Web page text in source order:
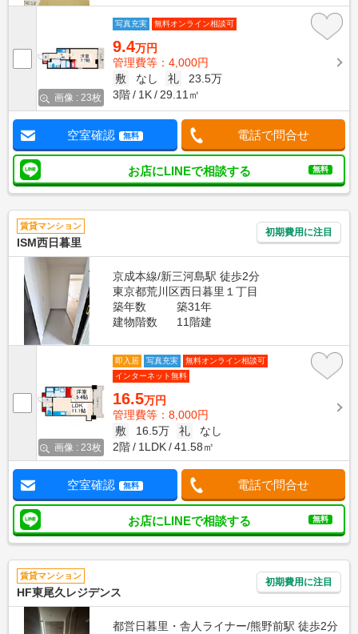
画像 : 23枚
写真充実 無料オンライン相談可
9.4万円
管理費等：4,000円
敷
なし 礼
23.5万
3階
1K 29.11㎡
空室確認 無料 電話で問合せ
お店にLINEで相談する 無料
賃貸マンション
ISM西日暮里
初期費用に注目
京成本線/新三河島駅 徒歩2分
東京都荒川区西日暮里１丁目
築年数
築31年
建物階数
11階建
画像 : 23枚
即入居 写真充実
無料オンライン相談可
インターネット無料
16.5万円
管理費等：8,000円
敷
16.5万 礼
なし
2階
1LDK 41.58㎡
空室確認 無料 電話で問合せ
お店にLINEで相談する 無料
賃貸マンション
HF東尾久レジデンス
初期費用に注目
都営日暮里・舎人ライナー/熊野前駅 徒歩2分